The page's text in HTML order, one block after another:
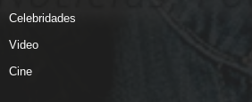
Celebridades
Video
Cine